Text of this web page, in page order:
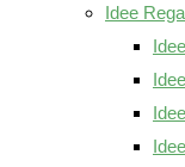
Idee